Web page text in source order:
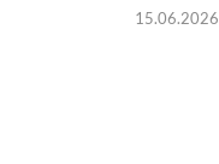
15.06.2026